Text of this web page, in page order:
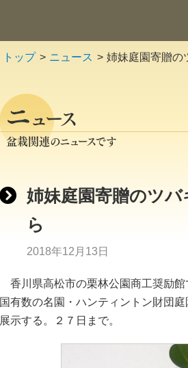
トップ ニュース 姉妹庭園寄贈
ニュース
盆栽関連のニュースです
姉妹庭園寄贈のツ
ら
2018年12月13日
香川県高松市の栗林公園商工奨励
国有数の名園・ハンティントン財団
展示する。２７日まで。